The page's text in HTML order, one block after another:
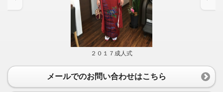
２０１７成人式
メールでのお問い合わせはこちら